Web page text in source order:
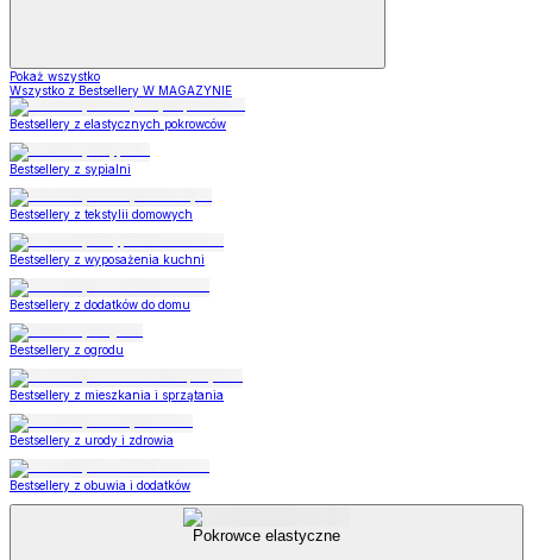
Pokaż wszystko
Wszystko z Bestsellery W MAGAZYNIE
Bestsellery z elastycznych pokrowców
Bestsellery z sypialni
Bestsellery z tekstylii domowych
Bestsellery z wyposażenia kuchni
Bestsellery z dodatków do domu
Bestsellery z ogrodu
Bestsellery z mieszkania i sprzątania
Bestsellery z urody i zdrowia
Bestsellery z obuwia i dodatków
Pokrowce elastyczne